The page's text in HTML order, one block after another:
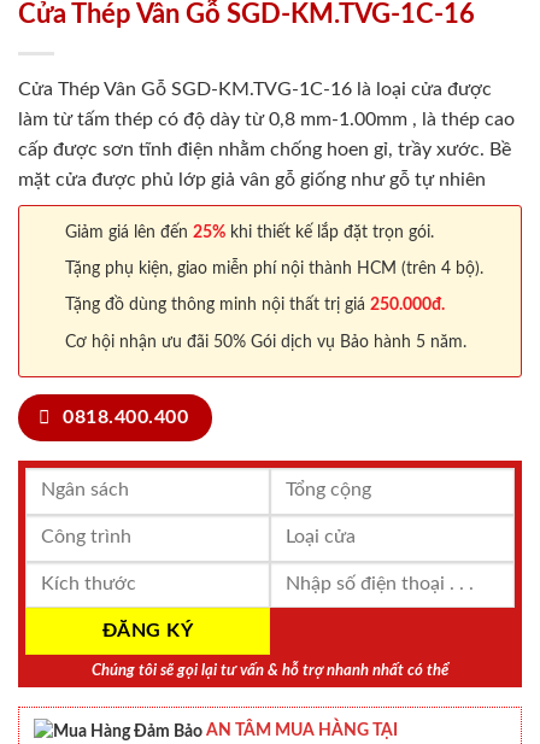
Cửa Thép Vân Gỗ SGD-KM.TVG-1C-16
Cửa Thép Vân Gỗ SGD-KM.TVG-1C-16 là loại cửa được
làm từ tấm thép có độ dày từ 0,8 mm-1.00mm , là thép cao
cấp được sơn tĩnh điện nhằm chống hoen gỉ, trầy xước. Bề
mặt cửa được phủ lớp giả vân gỗ giống như gỗ tự nhiên
Giảm giá lên đến 25% khi thiết kế lắp đặt trọn gói.
Tặng phụ kiện, giao miễn phí nội thành HCM (trên 4 bộ).
Tặng đồ dùng thông minh nội thất trị giá 250.000đ.
Cơ hội nhận ưu đãi 50% Gói dịch vụ Bảo hành 5 năm.
0818.400.400
Chúng tôi sẽ gọi lại tư vấn & hỗ trợ nhanh nhất có thể
AN TÂM MUA HÀNG TẠI